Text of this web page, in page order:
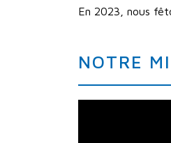
En 2023, nous
NOTRE